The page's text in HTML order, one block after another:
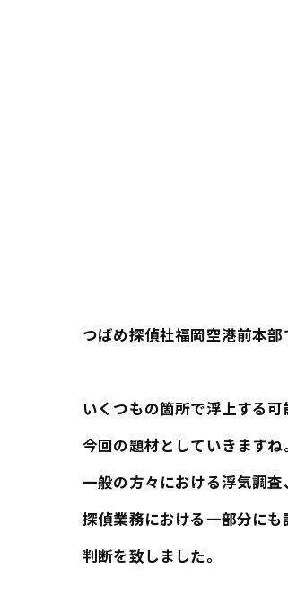
つばめ探偵社福岡空港前本部
いくつもの箇所で浮上する
今回の題材としていきますね
一般の方々における浮気調
探偵業務における一部分に
判断を致しました。